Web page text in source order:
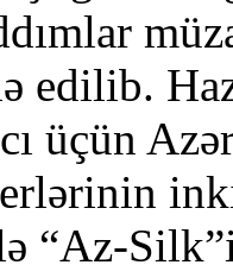
edilib.
üçün
“Az-